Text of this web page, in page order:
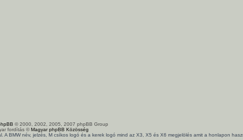
© 2000, 2002, 2005, 2007 phpBB Group
fordítás ©Magyar phpBB Közösség
BMW név, jelzés, M csíkos logó és a kerek logó mind az X3, X5 és X6 megjelölés amit a honlapon